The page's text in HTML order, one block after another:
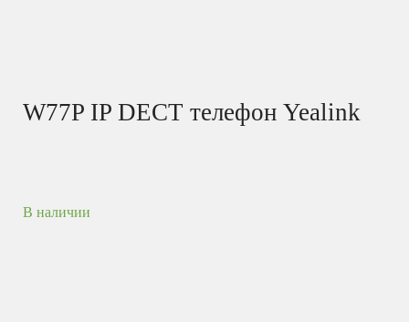
W77P IP DECT телефон Yealink
В наличии